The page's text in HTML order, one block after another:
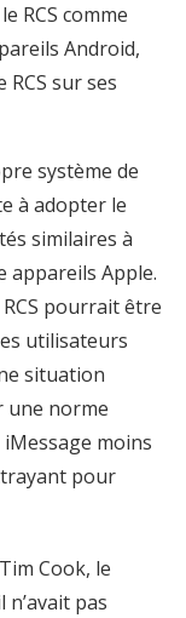
RCS comme
Android,
sur ses
système de
à adopter le
similaires à
appareils Apple.
pourrait être
utilisateurs
situation
une norme
moins
pour
Cook, le
n’avait pas